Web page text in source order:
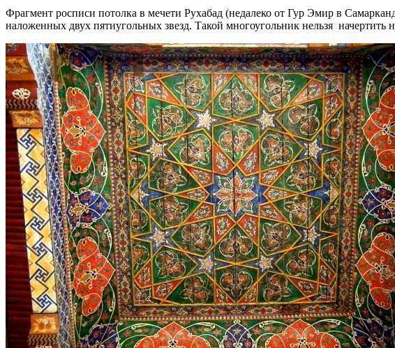
Фрагмент росписи потолка в мечети Рухабад (недалеко от Гур Эмир в
наложенных двух пятиугольных звезд. Такой многоугольник нельзя начертить